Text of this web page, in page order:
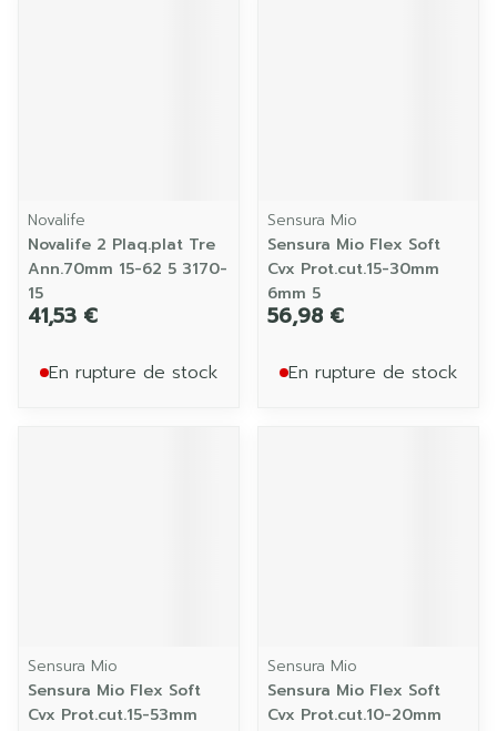
Novalife
Novalife 2 Plaq.plat Tre
Ann.70mm 15-62 5 3170-
15
41,53 €
En rupture de stock
Sensura Mio
Sensura Mio Flex Soft
Cvx Prot.cut.15-30mm
6mm 5
56,98 €
En rupture de stock
Sensura Mio
Sensura Mio Flex Soft
Cvx Prot.cut.15-53mm
Sensura Mio
Sensura Mio Flex Soft
Cvx Prot.cut.10-20mm